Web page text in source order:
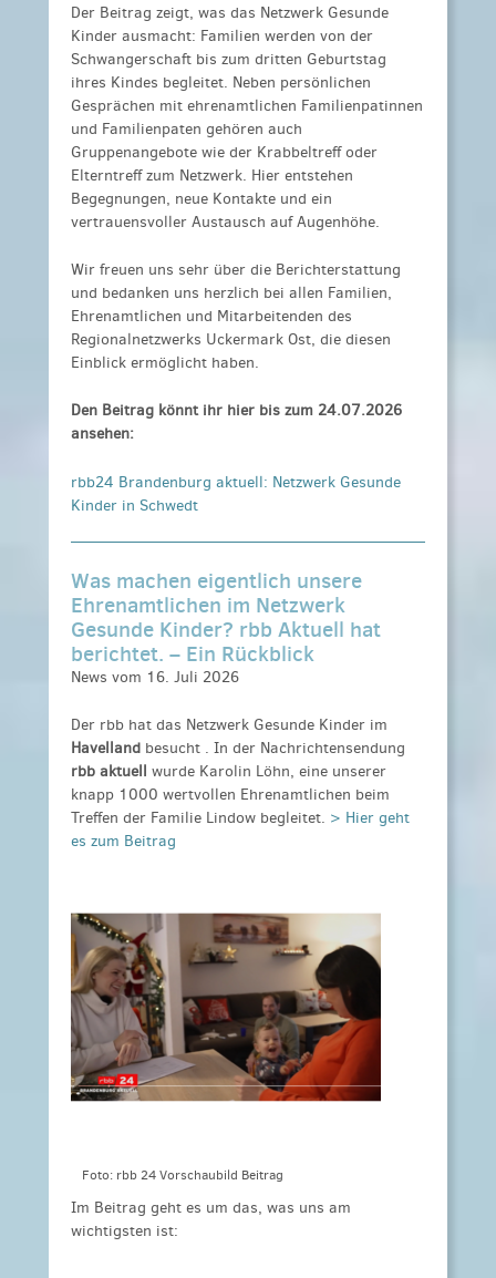
Der Beitrag zeigt, was das Netzwerk Gesunde
Kinder ausmacht: Familien werden von der
Schwangerschaft bis zum dritten Geburtstag
ihres Kindes begleitet. Neben persönlichen
Gesprächen mit ehrenamtlichen Familienpatinnen
und Familienpaten gehören auch
Gruppenangebote wie der Krabbeltreff oder
Elterntreff zum Netzwerk. Hier entstehen
Begegnungen, neue Kontakte und ein
vertrauensvoller Austausch auf Augenhöhe.
Wir freuen uns sehr über die Berichterstattung
und bedanken uns herzlich bei allen Familien,
Ehrenamtlichen und Mitarbeitenden des
Regionalnetzwerks Uckermark Ost, die diesen
Einblick ermöglicht haben.
Den Beitrag könnt ihr hier bis zum 24.07.2026
ansehen:
rbb24 Brandenburg aktuell: Netzwerk Gesunde
Kinder in Schwedt
Was machen eigentlich unsere
Ehrenamtlichen im Netzwerk
Gesunde Kinder? rbb Aktuell hat
berichtet. – Ein Rückblick
News vom 16. Juli 2026
Der rbb hat das Netzwerk Gesunde Kinder im
Havelland besucht . In der Nachrichtensendung
rbb aktuell wurde Karolin Löhn, eine unserer
knapp 1000 wertvollen Ehrenamtlichen beim
Treffen der Familie Lindow begleitet. > Hier geht
es zum Beitrag
Foto: rbb 24 Vorschaubild Beitrag
Im Beitrag geht es um das, was uns am
wichtigsten ist: